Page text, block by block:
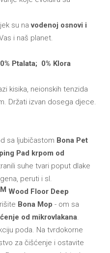
su navodenoj osnovi i
i naš planet.
Ptalata; 0% Klora
kisika, neionskih tenzida
Držati izvan dosega djece.
sa ljubičastom Bona Pet
Pad krpom od
suhe tvari poput dlake
peruti i sl.
Wood Floor Deep
Bona Mop - om sa
od mikrovlakana.
poda. Na tvrdokorne
za čišćenje i ostavite